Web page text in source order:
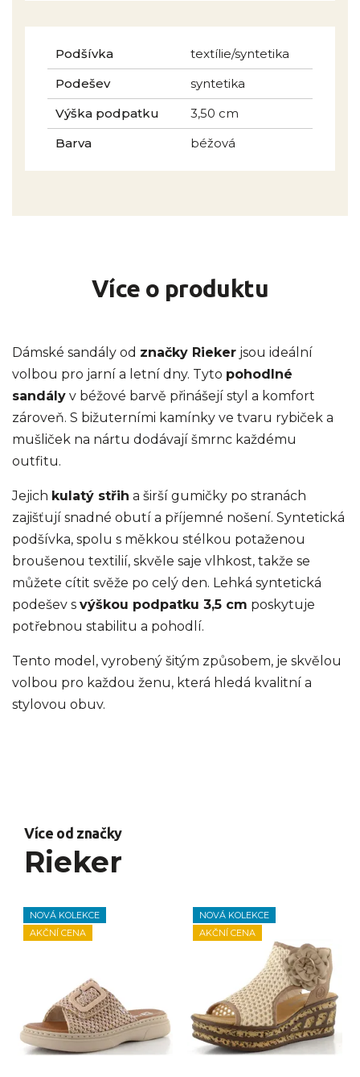
Podšívka
textílie/syntetika
Podešev
syntetika
Výška podpatku
3,50 cm
Barva
béžová
Více o produktu
Dámské sandály od značky Rieker jsou ideální
volbou pro jarní a letní dny. Tyto pohodlné
sandály v béžové barvě přinášejí styl a komfort
zároveň. S bižuterními kamínky ve tvaru rybiček a
mušliček na nártu dodávají šmrnc každému
outfitu.
Jejich kulatý střih a širší gumičky po stranách
zajišťují snadné obutí a příjemné nošení. Syntetická
podšívka, spolu s měkkou stélkou potaženou
broušenou textilií, skvěle saje vlhkost, takže se
můžete cítit svěže po celý den. Lehká syntetická
podešev s výškou podpatku 3,5 cm poskytuje
potřebnou stabilitu a pohodlí.
Tento model, vyrobený šitým způsobem, je skvělou
volbou pro každou ženu, která hledá kvalitní a
stylovou obuv.
Více od značky
Rieker
NOVÁ KOLEKCE
AKČNÍ CENA
NOVÁ KOLEKCE
AKČNÍ CENA